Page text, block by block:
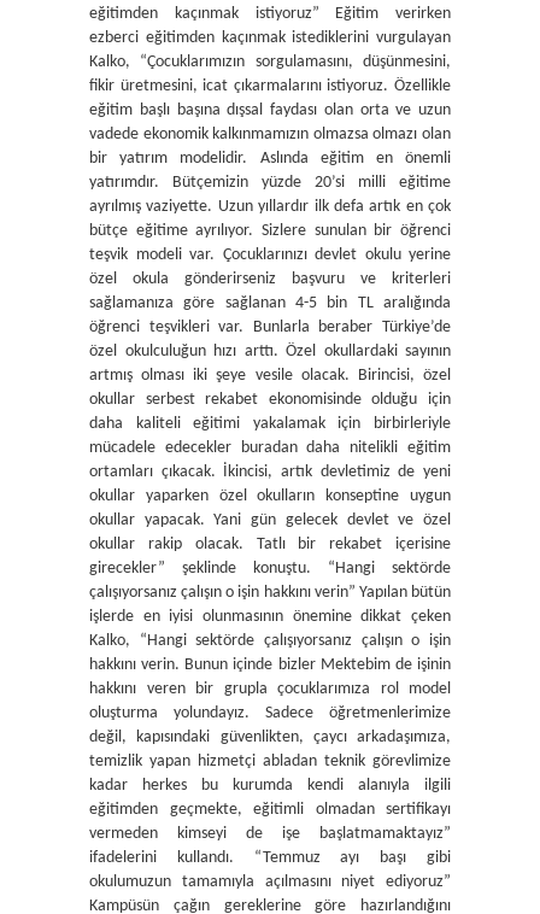
eğitimden kaçınmak istiyoruz” Eğitim verirken
ezberci eğitimden kaçınmak istediklerini vurgulayan
Kalko, “Çocuklarımızın sorgulamasını, düşünmesini,
fikir üretmesini, icat çıkarmalarını istiyoruz. Özellikle
eğitim başlı başına dışsal faydası olan orta ve uzun
vadede ekonomik kalkınmamızın olmazsa olmazı olan
bir yatırım modelidir. Aslında eğitim en önemli
yatırımdır. Bütçemizin yüzde 20’si milli eğitime
ayrılmış vaziyette. Uzun yıllardır ilk defa artık en çok
bütçe eğitime ayrılıyor. Sizlere sunulan bir öğrenci
teşvik modeli var. Çocuklarınızı devlet okulu yerine
özel okula gönderirseniz başvuru ve kriterleri
sağlamanıza göre sağlanan 4-5 bin TL aralığında
öğrenci teşvikleri var. Bunlarla beraber Türkiye’de
özel okulculuğun hızı arttı. Özel okullardaki sayının
artmış olması iki şeye vesile olacak. Birincisi, özel
okullar serbest rekabet ekonomisinde olduğu için
daha kaliteli eğitimi yakalamak için birbirleriyle
mücadele edecekler buradan daha nitelikli eğitim
ortamları çıkacak. İkincisi, artık devletimiz de yeni
okullar yaparken özel okulların konseptine uygun
okullar yapacak. Yani gün gelecek devlet ve özel
okullar rakip olacak. Tatlı bir rekabet içerisine
girecekler” şeklinde konuştu. “Hangi sektörde
çalışıyorsanız çalışın o işin hakkını verin” Yapılan bütün
işlerde en iyisi olunmasının önemine dikkat çeken
Kalko, “Hangi sektörde çalışıyorsanız çalışın o işin
hakkını verin. Bunun içinde bizler Mektebim de işinin
hakkını veren bir grupla çocuklarımıza rol model
oluşturma yolundayız. Sadece öğretmenlerimize
değil, kapısındaki güvenlikten, çaycı arkadaşımıza,
temizlik yapan hizmetçi abladan teknik görevlimize
kadar herkes bu kurumda kendi alanıyla ilgili
eğitimden geçmekte, eğitimli olmadan sertifikayı
vermeden kimseyi de işe başlatmamaktayız”
ifadelerini kullandı. “Temmuz ayı başı gibi
okulumuzun tamamıyla açılmasını niyet ediyoruz”
Kampüsün çağın gereklerine göre hazırlandığını